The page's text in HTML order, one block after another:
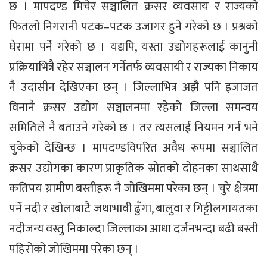
छ । मापदण्ड मिचेर सञ्चालित क्रसर व्यवसाय र राज्यको
फितलो निगरानी पटक–पटक उजागर हुने गरेको छ । प्रश्नको
घेरामा पर्ने गरेको छ । यद्यपि, यस्ता उद्योगहरूलाई कानुनी
प्रक्रियाभित्रै रहेर सञ्चालन गर्नेतर्फ व्यवसायी र राज्यका निकाय
नै उदासीन देखिएका छन् । जिल्लाभित्र अझै पनि इजाजत
विनानै क्रसर उद्योग सञ्चालनमा रहेको जिल्ला समन्वय
समितिले नै बताउने गरेको छ । तर त्यसलाई नियमन गर्न भने
चुकेको देखिन्छ । मापदण्डविपरित अवैध रूपमा सञ्चालित
क्रसर उद्योगका कारण प्राकृतिक स्रोतको दोहनका साथसाथै
कतिपय ग्रामीण बस्तीहरू नै जोखिममा परेका छन् । चुरे क्षेत्रमा
पर्ने नदी र खोलाबाटै जथाभावी ढुँगा, बालुवा र गिट्टीलगायतका
नदीजन्य वस्तु निकाल्दा जिल्लाका आधा दर्जनभन्दा बढी बस्ती
पहिरोको जोखिममा परेका छन् ।